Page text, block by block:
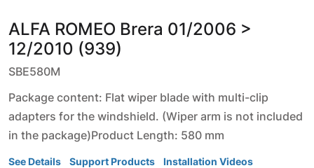
ALFA ROMEO Brera 01/2006 >
12/2010 (939)
SBE580M
Package content: Flat wiper blade with multi-clip
adapters for the windshield. (Wiper arm is not included
in the package)Product Length: 580 mm
See Details Support Products Installation Videos